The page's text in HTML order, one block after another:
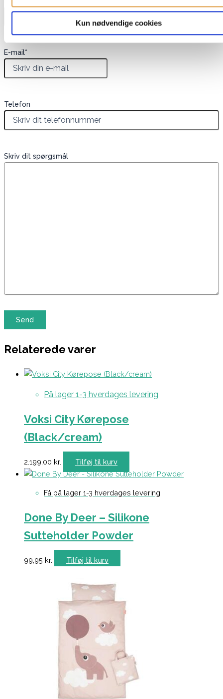
Kun nødvendige cookies
E-mail*
Telefon
Skriv dit spørgsmål
Relaterede varer
På lager 1-3 hverdages levering
Voksi City Kørepose
(Black/cream)
2.199,00 kr. Tilføj til kurv
Få på lager 1-3 hverdages levering
Done By Deer – Silikone
Sutteholder Powder
99,95 kr. Tilføj til kurv